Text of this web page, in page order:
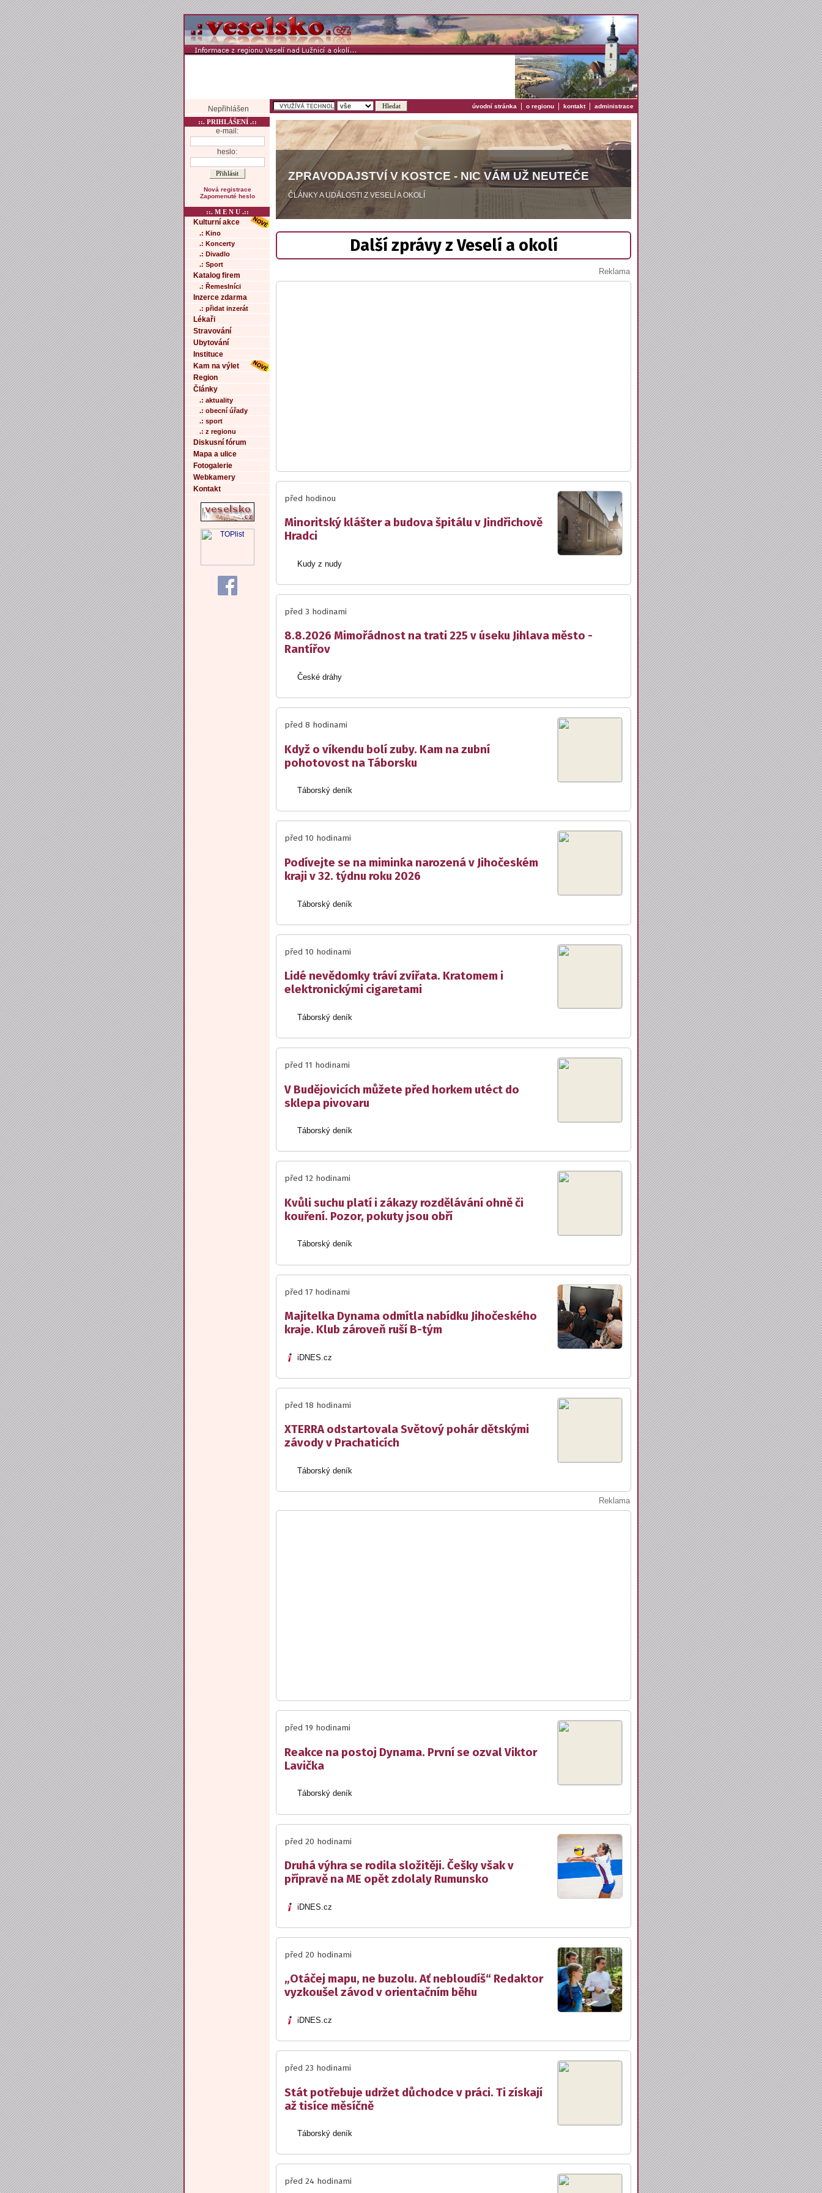
Nepřihlášen úvodní stránka | o regionu | kontakt| administrace
::. PRIHLÁŠENÍ .::
e-mail:
heslo:
Nová registrace
Zapomenuté heslo
::. M E N U .::
Kulturní akce
.: Kino
.: Koncerty
.: Divadlo
.: Sport
Katalog firem
.: Řemeslníci
Inzerce zdarma
.: přidat inzerát
Lékaři
Stravování
Ubytování
Instituce
Kam na výlet
Region
Články
.: aktuality
.: obecní úřady
.: sport
.: z regionu
Diskusní fórum
Mapa a ulice
Fotogalerie
Webkamery
Kontakt
ZPRAVODAJSTVÍ V KOSTCE - NIC VÁM UŽ NEUTEČE
ČLÁNKY A UDÁLOSTI Z VESELÍ A OKOLÍ
Další zprávy z Veselí a okolí
Reklama
před hodinou
Minoritský klášter a budova špitálu v Jindřichově
Hradci
Kudy z nudy
před 3 hodinami
8.8.2026 Mimořádnost na trati 225 v úseku Jihlava město -
Rantířov
České dráhy
před 8 hodinami
Když o víkendu bolí zuby. Kam na zubní
pohotovost na Táborsku
Táborský deník
před 10 hodinami
Podívejte se na miminka narozená v Jihočeském
kraji v 32. týdnu roku 2026
Táborský deník
před 10 hodinami
Lidé nevědomky tráví zvířata. Kratomem i
elektronickými cigaretami
Táborský deník
před 11 hodinami
V Budějovicích můžete před horkem utéct do
sklepa pivovaru
Táborský deník
před 12 hodinami
Kvůli suchu platí i zákazy rozdělávání ohně či
kouření. Pozor, pokuty jsou obří
Táborský deník
před 17 hodinami
Majitelka Dynama odmítla nabídku Jihočeského
kraje. Klub zároveň ruší B-tým
iDNES.cz
před 18 hodinami
XTERRA odstartovala Světový pohár dětskými
závody v Prachaticích
Táborský deník
Reklama
před 19 hodinami
Reakce na postoj Dynama. První se ozval Viktor
Lavička
Táborský deník
před 20 hodinami
Druhá výhra se rodila složitěji. Češky však v
přípravě na ME opět zdolaly Rumunsko
iDNES.cz
před 20 hodinami
„Otáčej mapu, ne buzolu. Ať nebloudíš“ Redaktor
vyzkoušel závod v orientačním běhu
iDNES.cz
před 23 hodinami
Stát potřebuje udržet důchodce v práci. Ti získají
až tisíce měsíčně
Táborský deník
před 24 hodinami